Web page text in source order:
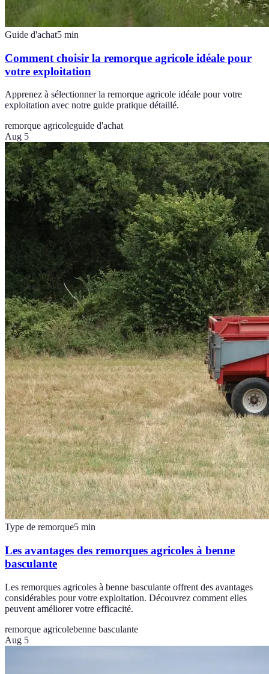
Guide d'achat5 min
Comment choisir la remorque agricole idéale pour
votre exploitation
Apprenez à sélectionner la remorque agricole idéale pour votre
exploitation avec notre guide pratique détaillé.
remorque agricoleguide d'achat
Aug 5
Type de remorque5 min
Les avantages des remorques agricoles à benne
basculante
Les remorques agricoles à benne basculante offrent des avantages
considérables pour votre exploitation. Découvrez comment elles
peuvent améliorer votre efficacité.
remorque agricolebenne basculante
Aug 5